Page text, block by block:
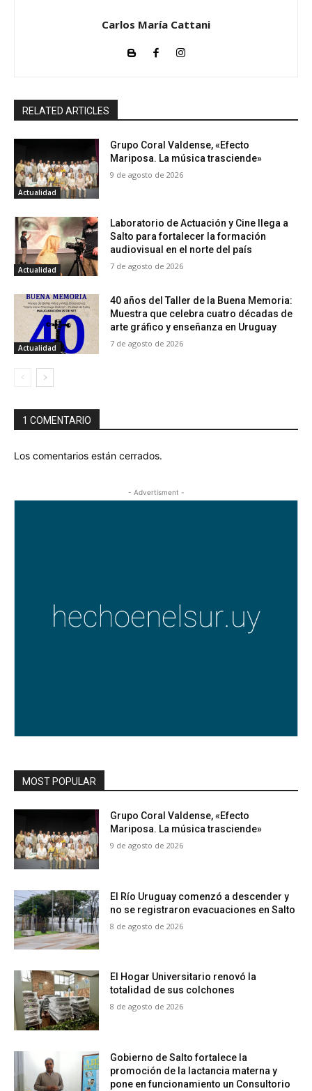
Carlos María Cattani
RELATED ARTICLES
Actualidad
Grupo Coral Valdense, «Efecto
Mariposa. La música trasciende»
9 de agosto de 2026
Actualidad
Laboratorio de Actuación y Cine llega a
Salto para fortalecer la formación
audiovisual en el norte del país
7 de agosto de 2026
Actualidad
40 años del Taller de la Buena Memoria:
Muestra que celebra cuatro décadas de
arte gráfico y enseñanza en Uruguay
7 de agosto de 2026
1 COMENTARIO
Los comentarios están cerrados.
- Advertisment -
MOST POPULAR
Grupo Coral Valdense, «Efecto
Mariposa. La música trasciende»
9 de agosto de 2026
El Río Uruguay comenzó a descender y
no se registraron evacuaciones en Salto
8 de agosto de 2026
El Hogar Universitario renovó la
totalidad de sus colchones
8 de agosto de 2026
Gobierno de Salto fortalece la
promoción de la lactancia materna y
pone en funcionamiento un Consultorio